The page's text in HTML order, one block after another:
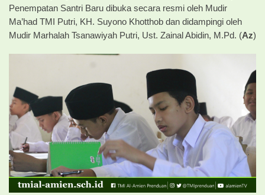
Penempatan Santri Baru dibuka secara resmi oleh Mudir
Ma’had TMI Putri, KH. Suyono Khotthob dan didampingi oleh
Mudir Marhalah Tsanawiyah Putri, Ust. Zainal Abidin, M.Pd. (Az)